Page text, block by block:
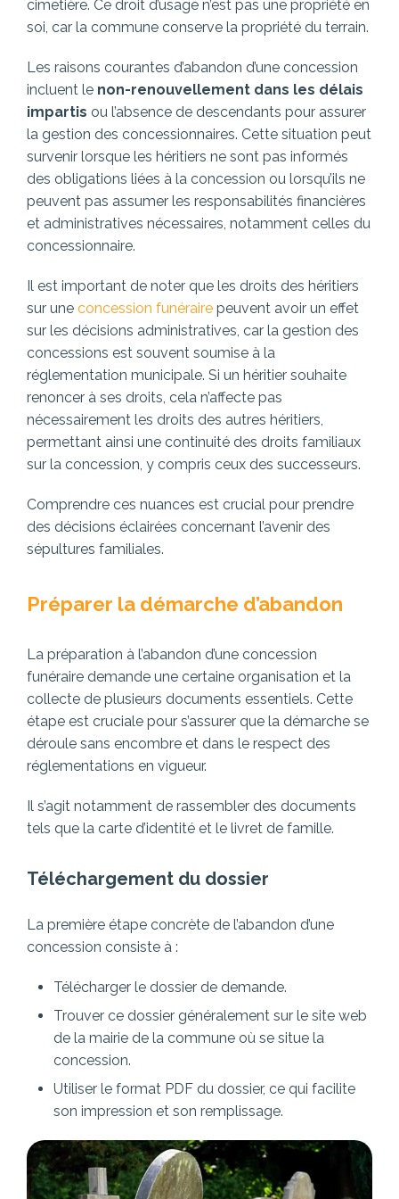
cimetière. Ce droit d’usage n’est pas une propriété en
soi, car la commune conserve la propriété du terrain.
Les raisons courantes d’abandon d’une concession
incluent le non-renouvellement dans les délais
impartis ou l’absence de descendants pour assurer
la gestion des concessionnaires. Cette situation peut
survenir lorsque les héritiers ne sont pas informés
des obligations liées à la concession ou lorsqu’ils ne
peuvent pas assumer les responsabilités financières
et administratives nécessaires, notamment celles du
concessionnaire.
Il est important de noter que les droits des héritiers
sur une concession funéraire peuvent avoir un effet
sur les décisions administratives, car la gestion des
concessions est souvent soumise à la
réglementation municipale. Si un héritier souhaite
renoncer à ses droits, cela n’affecte pas
nécessairement les droits des autres héritiers,
permettant ainsi une continuité des droits familiaux
sur la concession, y compris ceux des successeurs.
Comprendre ces nuances est crucial pour prendre
des décisions éclairées concernant l’avenir des
sépultures familiales.
Préparer la démarche d’abandon
La préparation à l’abandon d’une concession
funéraire demande une certaine organisation et la
collecte de plusieurs documents essentiels. Cette
étape est cruciale pour s’assurer que la démarche se
déroule sans encombre et dans le respect des
réglementations en vigueur.
Il s’agit notamment de rassembler des documents
tels que la carte d’identité et le livret de famille.
Téléchargement du dossier
La première étape concrète de l’abandon d’une
concession consiste à :
Télécharger le dossier de demande.
Trouver ce dossier généralement sur le site web
de la mairie de la commune où se situe la
concession.
Utiliser le format PDF du dossier, ce qui facilite
son impression et son remplissage.